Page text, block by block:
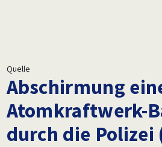
Quelle
Abschirmung
Atomkraftwerk-
durch die Polizei